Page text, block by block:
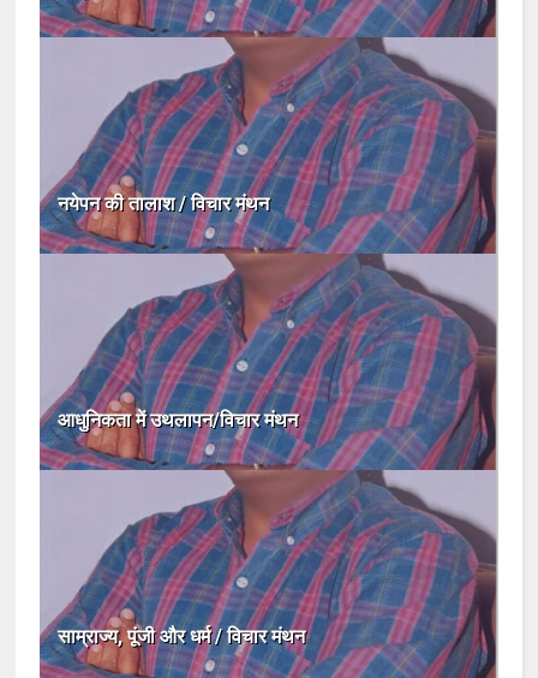
नयेपन की तालाश / विचार मंथन
आधुनिकता में उथलापन/विचार मंथन
साम्राज्य, पूंजी और धर्म / विचार मंथन